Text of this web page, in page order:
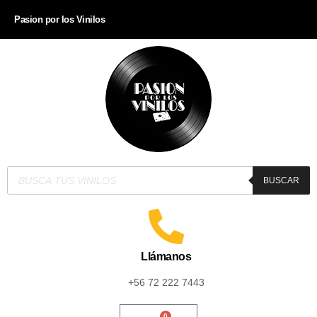
Pasion por los Vinilos
BUSCAR
Llámanos
+56 72 222 7443